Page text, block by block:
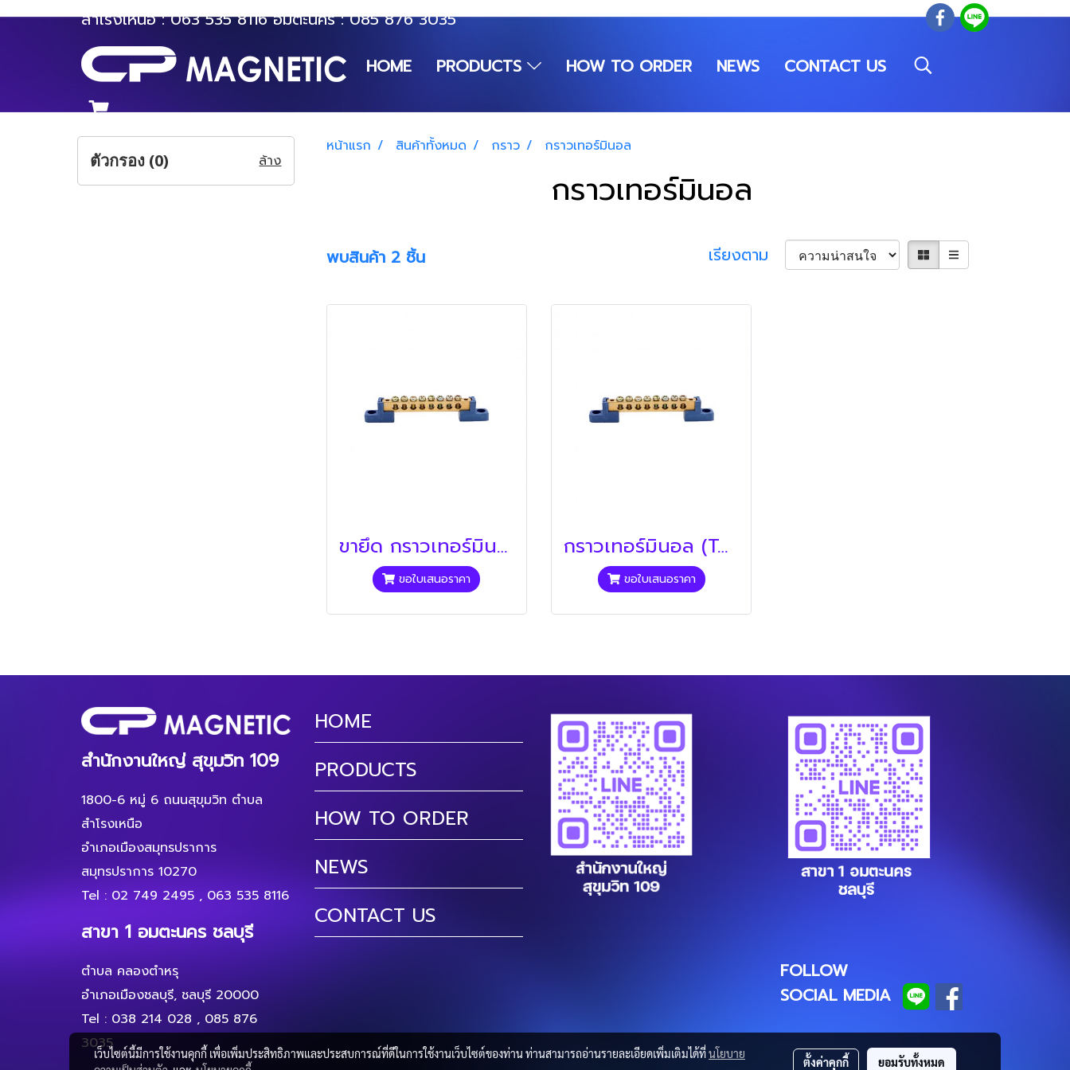
สำโรงเหนือ :063 535 8116อมตะนคร :085 876 3035
HOME
PRODUCTS HOW TO ORDER NEWS CONTACT US
หน้าแรก สินค้าทั้งหมด กราว กราวเทอร์มินอล
กราวเทอร์มินอล
พบสินค้า 2 ชิ้น เรียงตาม
ขายึด กราวเทอร์มินอล (SHINOHAWA)
ขอใบเสนอราคา
กราวเทอร์มินอล (Telemecanique)
ขอใบเสนอราคา
ตัวกรอง (0) ล้าง
สำนักงานใหญ่ สุขุมวิท 109
1800-6 หมู่ 6 ถนนสุขุมวิท ตำบล
สำโรงเหนือ
อำเภอเมืองสมุทรปราการ
สมุทรปราการ 10270
Tel : 02 749 2495 , 063 535 8116
สาขา 1 อมตะนคร ชลบุรี
ตำบล คลองตำหรุ
อำเภอเมืองชลบุรี, ชลบุรี 20000
Tel : 038 214 028 , 085 876
3035
HOME
PRODUCTS
HOW TO ORDER
NEWS
CONTACT US
FOLLOW
SOCIAL MEDIA
เว็บไซต์นี้มีการใช้งานคุกกี้ เพื่อเพิ่มประสิทธิภาพและประสบการณ์ที่ดีในการใช้งานเว็บไซต์ของท่าน ท่านสามารถอ่านรายละเอียดเพิ่มเติมได้ที่นโยบาย
ตั้งค่าคุกกี้ ยอมรับทั้งหมด